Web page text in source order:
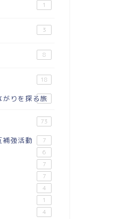
1
3
8
18
がりを探る旅
18
73
補強活動 7
6
7
7
4
1
4